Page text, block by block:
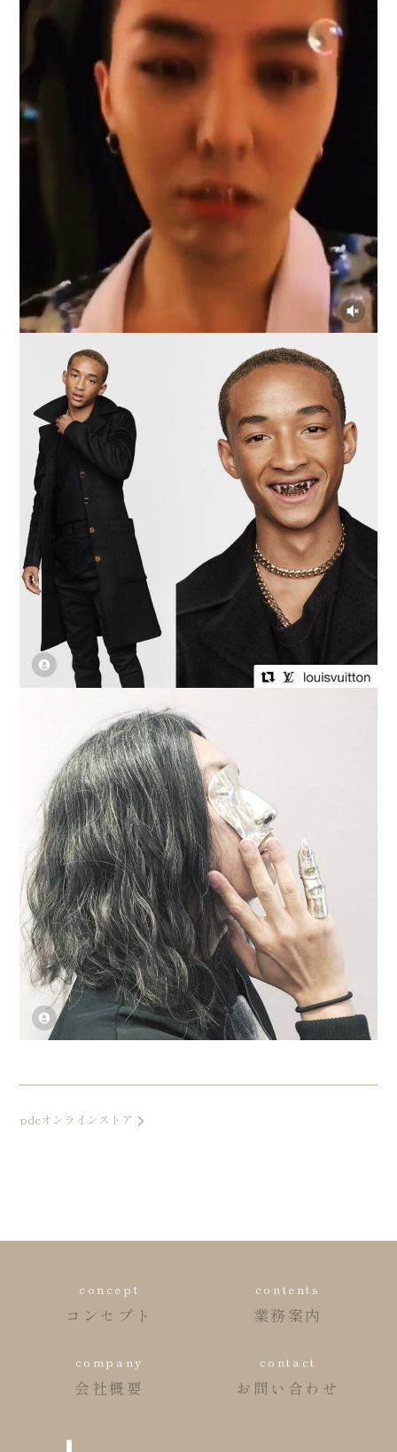
投稿ナビゲーション
pdcオンラインストア
concept
コンセプト
contents
業務案内
company
会社概要
contact
お問い合わせ